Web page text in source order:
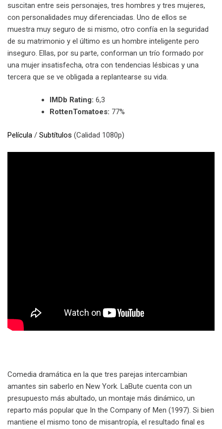
suscitan entre seis personajes, tres hombres y tres mujeres,
con personalidades muy diferenciadas. Uno de ellos se
muestra muy seguro de si mismo, otro confía en la seguridad
de su matrimonio y el último es un hombre inteligente pero
inseguro. Ellas, por su parte, conforman un trío formado por
una mujer insatisfecha, otra con tendencias lésbicas y una
tercera que se ve obligada a replantearse su vida.
IMDb Rating: 6,3
RottenTomatoes: 77%
Película / Subtítulos (Calidad 1080p)
Comedia dramática en la que tres parejas intercambian
amantes sin saberlo en New York. LaBute cuenta con un
presupuesto más abultado, un montaje más dinámico, un
reparto más popular que In the Company of Men (1997). Si bien
mantiene el mismo tono de misantropía, el resultado final es